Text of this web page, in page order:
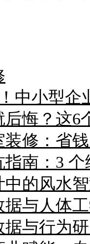
中小型
悔？这6
修：省
南：3
的风水
据与人体
据与行为